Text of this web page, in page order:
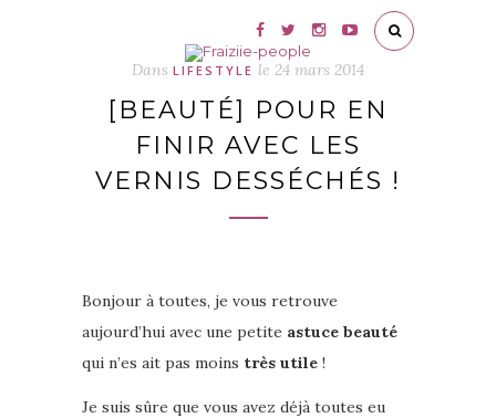
Dans LIFESTYLE le 24 mars 2014
[BEAUTÉ] POUR EN
FINIR AVEC LES
VERNIS DESSÉCHÉS !
Bonjour à toutes, je vous retrouve
aujourd’hui avec une petite astuce beauté
qui n’es ait pas moins très utile !
Je suis sûre que vous avez déjà toutes eu